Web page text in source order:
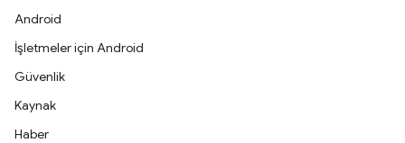
Android
İşletmeler için Android
Güvenlik
Kaynak
Haber